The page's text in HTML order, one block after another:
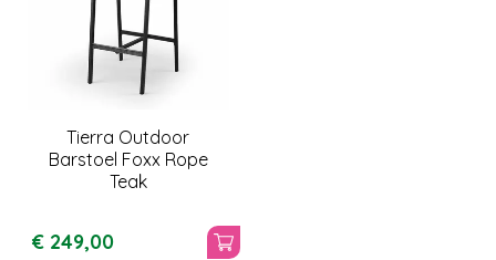
Tierra Outdoor
Barstoel Foxx Rope
Teak
€ 249,00